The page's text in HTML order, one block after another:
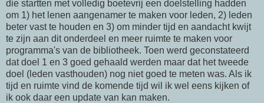
die startten met volledig boetevrij een doelstelling hadden
om 1) het lenen aangenamer te maken voor leden, 2) leden
beter vast te houden en 3) om minder tijd en aandacht kwijt
te zijn aan dit onderdeel en meer ruimte te maken voor
programma's van de bibliotheek. Toen werd geconstateerd
dat doel 1 en 3 goed gehaald werden maar dat het tweede
doel (leden vasthouden) nog niet goed te meten was. Als ik
tijd en ruimte vind de komende tijd wil ik wel eens kijken of
ik ook daar een update van kan maken.